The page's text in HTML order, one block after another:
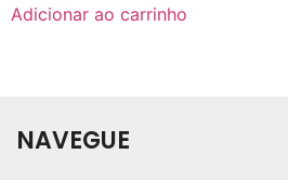
Adicionar ao carrinho
NAVEGUE